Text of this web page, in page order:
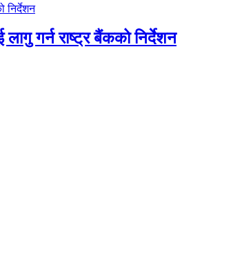
लागु गर्न राष्ट्र बैंकको निर्देशन